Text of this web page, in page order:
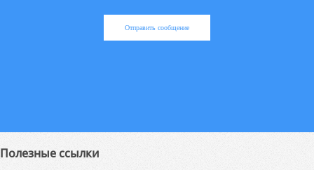
Отправить сообщение
Полезные ссылки